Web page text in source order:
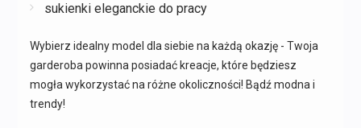
sukienki eleganckie do pracy
Wybierz idealny model dla siebie na każdą okazję - Twoja
garderoba powinna posiadać kreacje, które będziesz
mogła wykorzystać na różne okoliczności! Bądź modna i
trendy!